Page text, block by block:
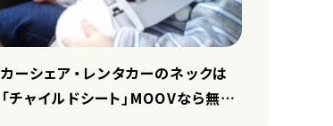
カーシェア・レンタカーのネックは
「チャイルドシート」MOOVなら無料